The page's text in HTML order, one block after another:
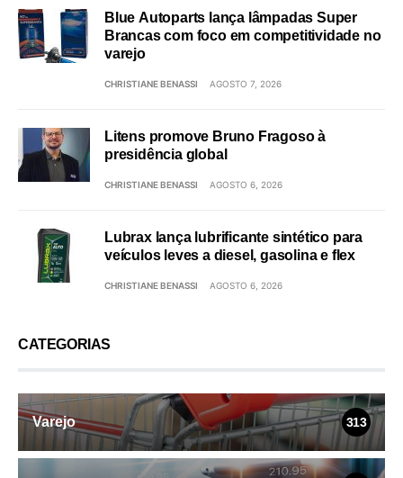
Blue Autoparts lança lâmpadas Super
Brancas com foco em competitividade no
varejo
CHRISTIANE BENASSI AGOSTO 7, 2026
Litens promove Bruno Fragoso à
presidência global
CHRISTIANE BENASSI AGOSTO 6, 2026
Lubrax lança lubrificante sintético para
veículos leves a diesel, gasolina e flex
CHRISTIANE BENASSI AGOSTO 6, 2026
CATEGORIAS
Varejo 313